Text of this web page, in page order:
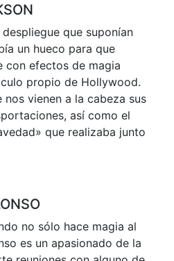
que suponían
un hueco para que
con efectos de magia
propio de Hollywood.
nos vienen a la cabeza sus
así como el
que realizaba junto
no sólo hace magia al
es un apasionado de la